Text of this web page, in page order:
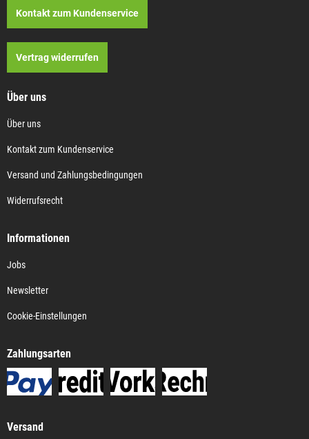
Kontakt zum Kundenservice
Vertrag widerrufen
Über uns
Über uns
Kontakt zum Kundenservice
Versand und Zahlungsbedingungen
Widerrufsrecht
Informationen
Jobs
Newsletter
Cookie-Einstellungen
Zahlungsarten
Versand